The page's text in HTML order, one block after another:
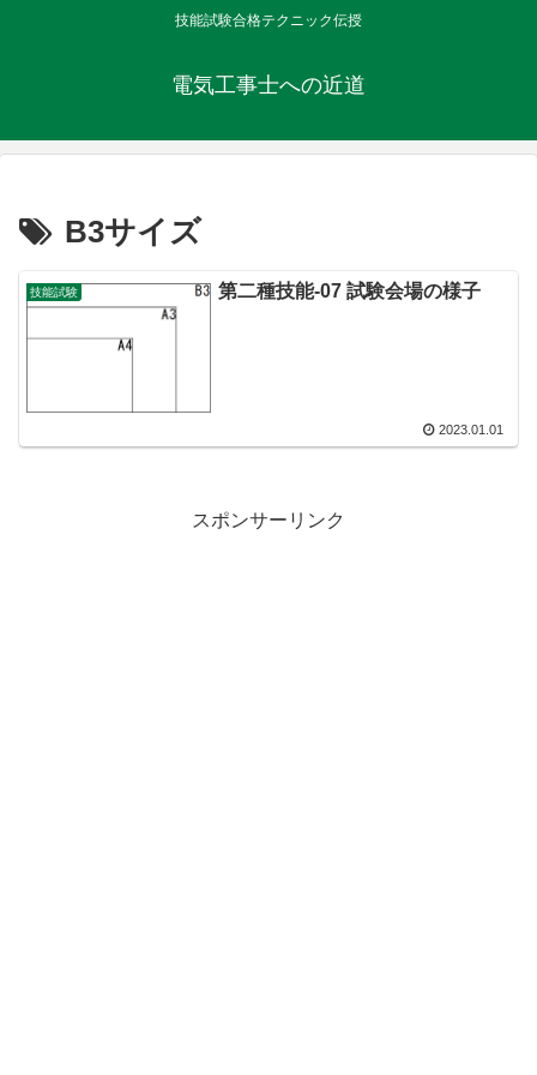
技能試験合格テクニック伝授
電気工事士への近道
B3サイズ
技能試験 第二種技能-07 試験会場の様子
2023.01.01
スポンサーリンク